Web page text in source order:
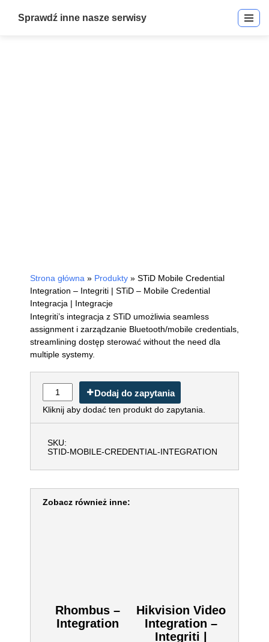
Strona główna » Produkty » STiD Mobile Credential
Integration – Integriti | STiD – Mobile Credential
Integracja | Integracje
Integriti’s integracja z STiD umożliwia seamless
assignment i zarządzanie Bluetooth/mobile credentials,
streamlining dostęp sterować without the need dla
multiple systemy.
Dodaj do zapytania
Kliknij aby dodać ten produkt do zapytania.
SKU:
STID-MOBILE-CREDENTIAL-INTEGRATION
Zobacz również inne:
Rhombus –
Integration
Hikvision Video
Integration –
Integriti |
Sprawdź inne nasze serwisy